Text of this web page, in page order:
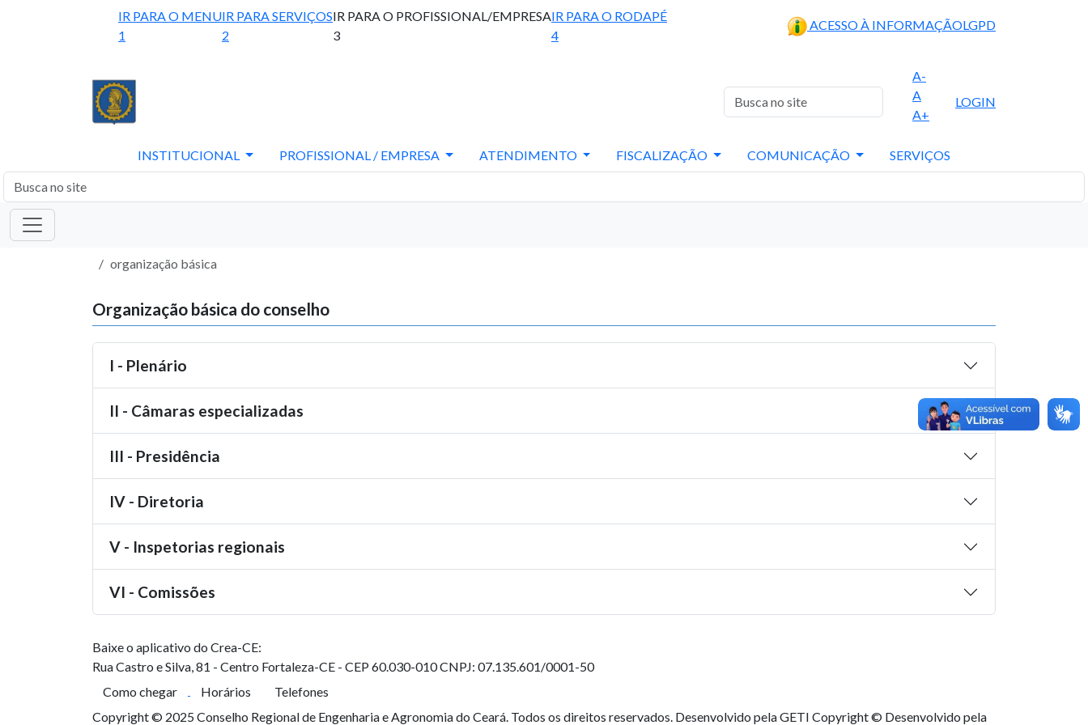
IR PARA O MENU
1
IR PARA SERVIÇOS
2
IR PARA O PROFISSIONAL/EMPRESA
3
IR PARA O RODAPÉ
4
ACESSO À INFORMAÇÃOLGPD
A-
A
A+
LOGIN
INSTITUCIONAL PROFISSIONAL / EMPRESA ATENDIMENTO FISCALIZAÇÃO COMUNICAÇÃO SERVIÇOS
organização básica
Organização básica do conselho
I - Plenário
II - Câmaras especializadas
III - Presidência
IV - Diretoria
V - Inspetorias regionais
VI - Comissões
Baixe o aplicativo do Crea-CE:
Rua Castro e Silva, 81 - Centro Fortaleza-CE - CEP 60.030-010CNPJ: 07.135.601/0001-50
Como chegar
Horários
Telefones
Copyright © 2025 Conselho Regional de Engenharia e Agronomia do Ceará. Todos os direitos reservados. Desenvolvido pela GETI Copyright © Desenvolvido pela